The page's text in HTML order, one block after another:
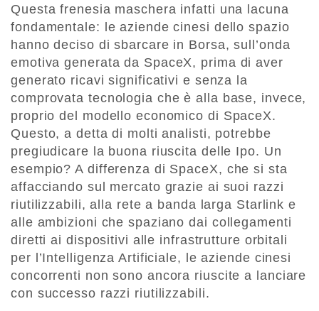
Questa frenesia maschera infatti una lacuna
fondamentale: le aziende cinesi dello spazio
hanno deciso di sbarcare in Borsa, sull’onda
emotiva generata da SpaceX, prima di aver
generato ricavi significativi e senza la
comprovata tecnologia che è alla base, invece,
proprio del modello economico di SpaceX.
Questo, a detta di molti analisti, potrebbe
pregiudicare la buona riuscita delle Ipo. Un
esempio? A differenza di SpaceX, che si sta
affacciando sul mercato grazie ai suoi razzi
riutilizzabili, alla rete a banda larga Starlink e
alle ambizioni che spaziano dai collegamenti
diretti ai dispositivi alle infrastrutture orbitali
per l’Intelligenza Artificiale, le aziende cinesi
concorrenti non sono ancora riuscite a lanciare
con successo razzi riutilizzabili.